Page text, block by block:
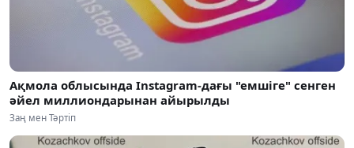
Ақмола облысында Instagram-дағы "емшіге" сенген
әйел миллиондарынан айырылды
Заң мен Тәртіп